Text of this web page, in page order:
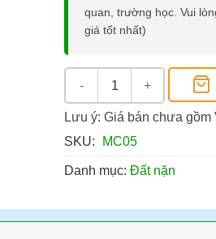
quan, trường học. Vui
giá tốt nhất)
Đất nặn Smart Kids MC-
Lưu ý: Giá bán chưa gồm
SKU:
MC05
Danh mục: Đất nặn